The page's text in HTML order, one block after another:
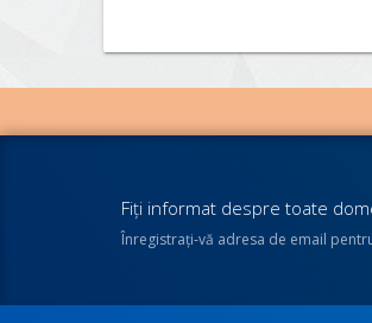
Fiţi informat despre toate
Înregistraţi-vă adresa de email